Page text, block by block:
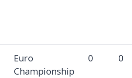
Euro
Championship
0 0